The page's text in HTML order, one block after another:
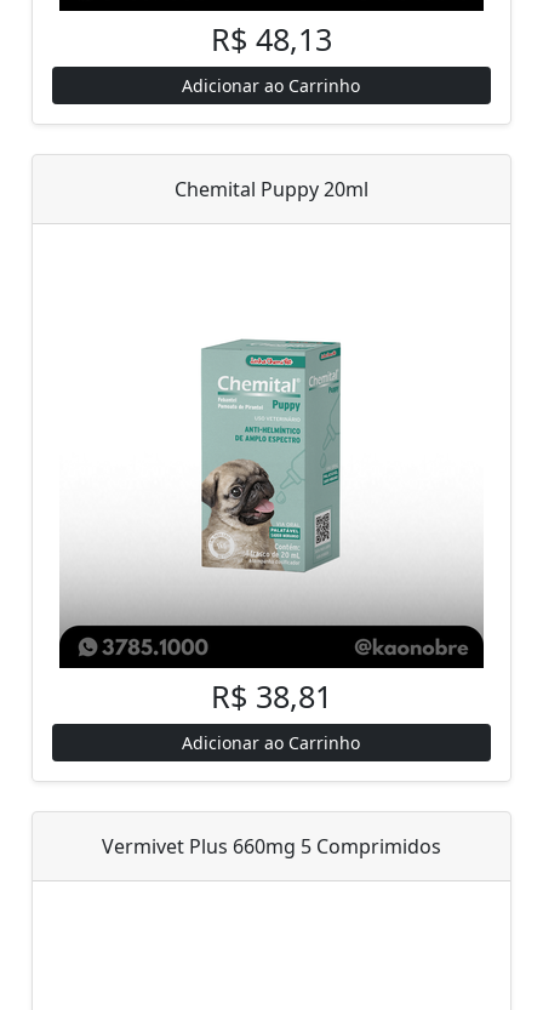
R$ 48,13
Adicionar ao Carrinho
Chemital Puppy 20ml
R$ 38,81
Adicionar ao Carrinho
Vermivet Plus 660mg 5 Comprimidos